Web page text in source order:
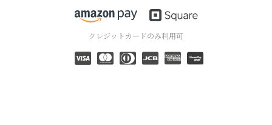
クレジットカードのみ利用可